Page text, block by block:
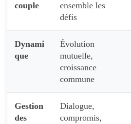
couple
ensemble les
défis
Dynami
que
Évolution
mutuelle,
croissance
commune
Gestion
des
Dialogue,
compromis,